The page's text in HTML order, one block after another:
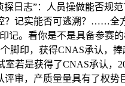
探日志”：人员操做能否规
？记实能否可逃溯？……全
记。看你是不是具备参赛
脚印，获得CNAS承认，
室若是获得了CNAS承认，
评审，产质量量具有了权势